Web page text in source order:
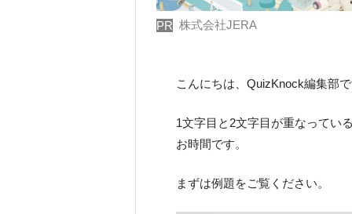
PR 株式会社JERA
こんにちは、QuizKnock編集部
1文字目と2文字目が重なってい
お時間です。
まずは例題をご覧ください。